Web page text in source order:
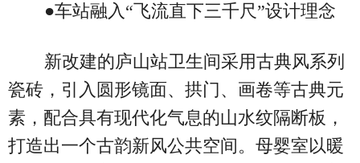
●车站融入“飞流直下三千尺”设计理念
新改建的庐山站卫生间采用古典风系列
瓷砖，引入圆形镜面、拱门、画卷等古典元
素，配合具有现代化气息的山水纹隔断板，
打造出一个古韵新风公共空间。母婴室以暖